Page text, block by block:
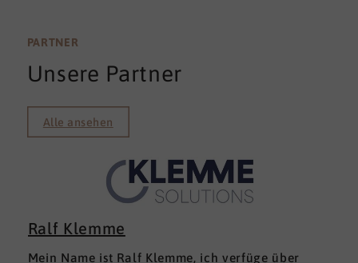
PARTNER
Unsere Partner
Alle ansehen
Ralf Klemme
Mein Name ist Ralf Klemme, ich verfüge über